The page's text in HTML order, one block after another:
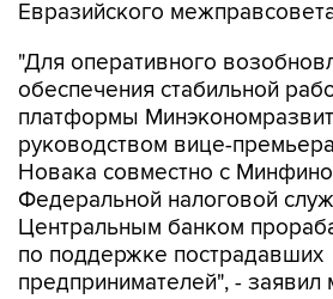
Евразийского
"Для оперативного
обеспечения стабильной
платформы
руководством вице-
Новака совместно с
Федеральной налоговой
Центральным банком
по поддержке пострадавших
предпринимателей", - заявил